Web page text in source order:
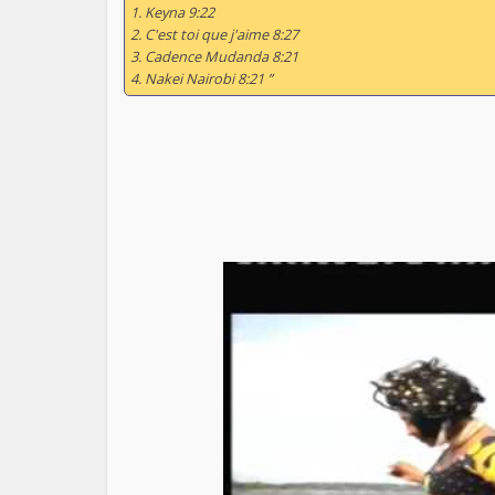
1. Keyna 9:22
2. C'est toi que j'aime 8:27
3. Cadence Mudanda 8:21
4. Nakei Nairobi 8:21 ”